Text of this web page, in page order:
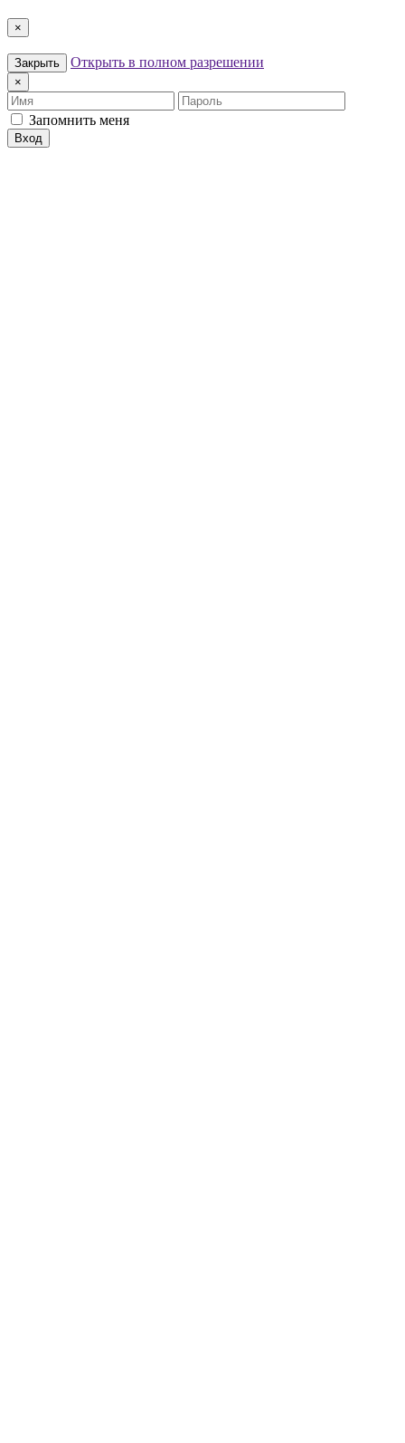
×
Закрыть Открыть в полном разрешении
×
Имя
Пароль
Запомнить меня
Вход